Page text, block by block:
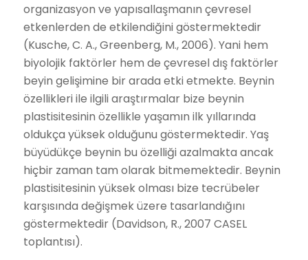
organizasyon ve yapısallaşmanın çevresel
etkenlerden de etkilendiğini göstermektedir
(Kusche, C. A., Greenberg, M., 2006). Yani hem
biyolojik faktörler hem de çevresel dış faktörler
beyin gelişimine bir arada etki etmekte. Beynin
özellikleri ile ilgili araştırmalar bize beynin
plastisitesinin özellikle yaşamın ilk yıllarında
oldukça yüksek olduğunu göstermektedir. Yaş
büyüdükçe beynin bu özelliği azalmakta ancak
hiçbir zaman tam olarak bitmemektedir. Beynin
plastisitesinin yüksek olması bize tecrübeler
karşısında değişmek üzere tasarlandığını
göstermektedir (Davidson, R., 2007 CASEL
toplantısı).